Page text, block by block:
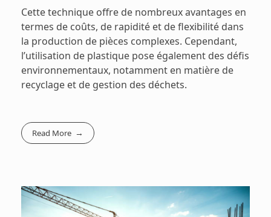
Cette technique offre de nombreux avantages en
termes de coûts, de rapidité et de flexibilité dans
la production de pièces complexes. Cependant,
l’utilisation de plastique pose également des défis
environnementaux, notamment en matière de
recyclage et de gestion des déchets.
Read More